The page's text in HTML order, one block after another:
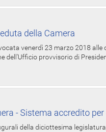
della Camera
venerdì 23 marzo 2018
dell'Ufficio provvisorio di
- Sistema accredito
della diciottesima